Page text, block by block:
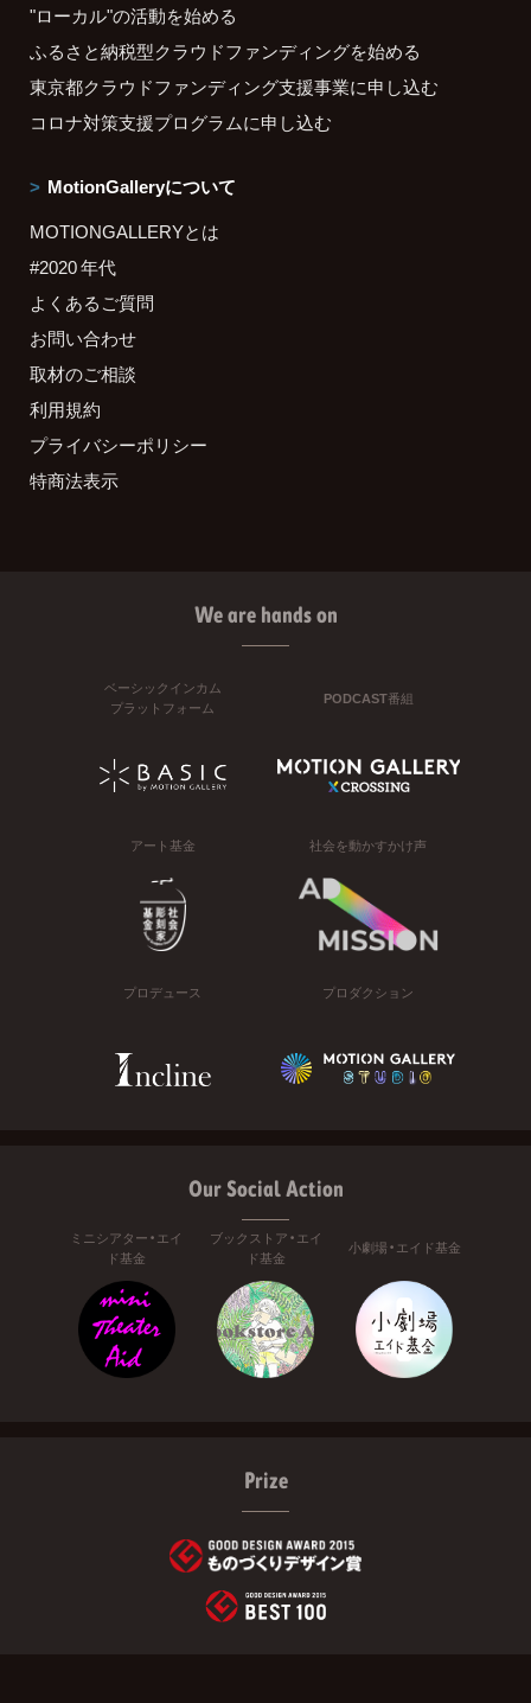
"ローカル"の活動を始める
ふるさと納税型クラウドファンディングを始める
東京都クラウドファンディング支援事業に申し込む
コロナ対策支援プログラムに申し込む
MotionGalleryについて
MOTIONGALLERYとは
#2020 年代
よくあるご質問
お問い合わせ
取材のご相談
利用規約
プライバシーポリシー
特商法表示
We are hands on
ベーシックインカム
プラットフォーム
PODCAST番組
アート基金 社会を動かすかけ声
プロデュース プロダクション
Our Social Action
ミニシアター・エイ
ド基金
ブックストア・エイ
ド基金
小劇場・エイド基金
Prize